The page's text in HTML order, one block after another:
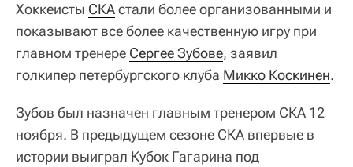
Хоккеисты СКАстали более организованными и
показывают все более качественную игру при
главном тренере Сергее Зубове, заявил
голкипер петербургского клуба Микко Коскинен.
Зубов был назначен главным тренером СКА 12
ноября. В предыдущем сезоне СКА впервые в
истории выиграл Кубок Гагарина под